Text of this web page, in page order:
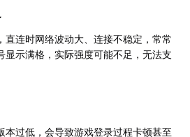
直连时网络波动大、连接不稳定，常常
显示满格，实际强度可能不足，无法支
本过低，会导致游戏登录过程卡顿甚至